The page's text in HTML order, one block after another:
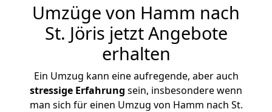
Umzüge von Hamm nach
St. Jöris jetzt Angebote
erhalten
Ein Umzug kann eine aufregende, aber auch
stressige Erfahrung sein, insbesondere wenn
man sich für einen Umzug von Hamm nach St.